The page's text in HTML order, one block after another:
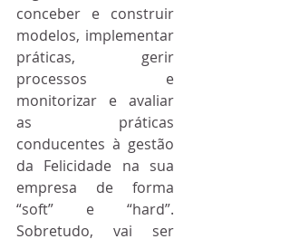
conceber e construir
modelos, implementar
práticas, gerir
processos e
monitorizar e avaliar
as práticas
conducentes à gestão
da Felicidade na sua
empresa de forma
“soft” e “hard”.
Sobretudo, vai ser